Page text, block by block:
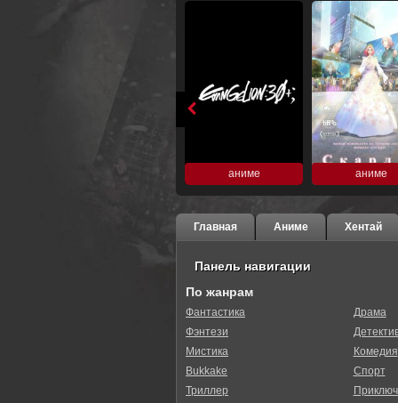
аниме аниме
Главная Аниме Хентай
Панель навигации
По жанрам
Фантастика
Фэнтези
Мистика
Bukkake
Триллер
Драма
Комедия
Спорт